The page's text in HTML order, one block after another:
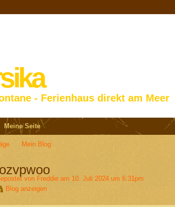
- Ferienhaus direkt am Meer
Meine Seite
Mein Blog
von Freddieam 10. Juli 2024 um 6:31pm
Blog anzeigen